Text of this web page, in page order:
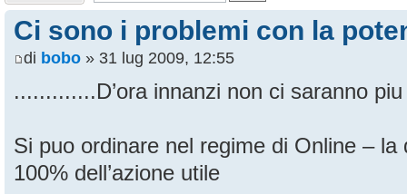
Ci sono i problemi con la
di bobo » 31 lug 2009, 12:55
.............D’ora innanzi non ci saranno piu
Si puo ordinare nel regime di Online –
100% dell’azione utile